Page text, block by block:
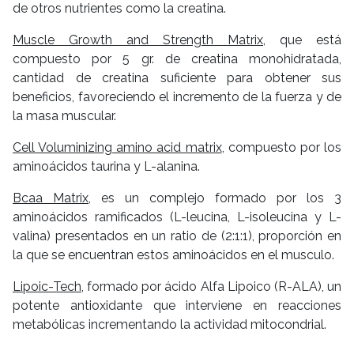
de otros nutrientes como la creatina.
Muscle Growth and Strength Matrix, que está
compuesto por 5 gr. de creatina monohidratada,
cantidad de creatina suficiente para obtener sus
beneficios, favoreciendo el incremento de la fuerza y de
la masa muscular.
Cell Voluminizing amino acid matrix, compuesto por los
aminoácidos taurina y L-alanina.
Bcaa Matrix, es un complejo formado por los 3
aminoácidos ramificados (L-leucina, L-isoleucina y L-
valina) presentados en un ratio de (2:1:1), proporción en
la que se encuentran estos aminoácidos en el musculo.
Lipoic-Tech, formado por ácido Alfa Lipoico (R-ALA), un
potente antioxidante que interviene en reacciones
metabólicas incrementando la actividad mitocondrial.